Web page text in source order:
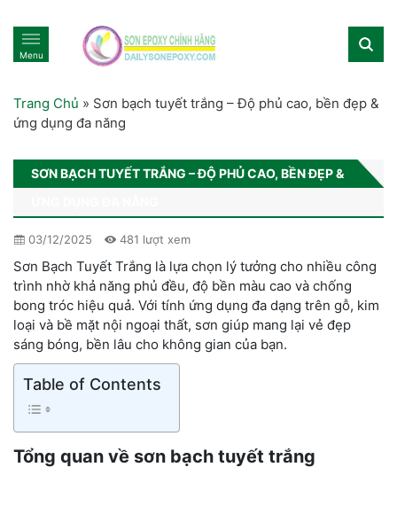
Menu
Trang Chủ » Sơn bạch tuyết trắng – Độ phủ cao, bền đẹp &
ứng dụng đa năng
SƠN BẠCH TUYẾT TRẮNG – ĐỘ PHỦ CAO, BỀN ĐẸP &
03/12/2025 481 lượt xem
Sơn Bạch Tuyết Trắng là lựa chọn lý tưởng cho nhiều công
trình nhờ khả năng phủ đều, độ bền màu cao và chống
bong tróc hiệu quả. Với tính ứng dụng đa dạng trên gỗ, kim
loại và bề mặt nội ngoại thất, sơn giúp mang lại vẻ đẹp
sáng bóng, bền lâu cho không gian của bạn.
Table of Contents
Tổng quan về sơn bạch tuyết trắng